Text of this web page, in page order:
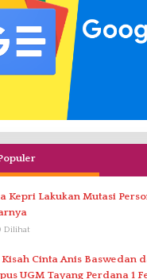
Kepri Lakukan Mutasi
Dilihat
Cinta Anis Baswedan
UGM Tayang Perdana 1